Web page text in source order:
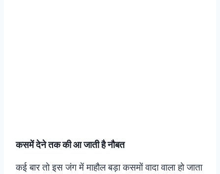
कसमें देने तक की आ जाती है नौबत
कई बार तो इस जंग में माहौल बड़ा कसमों वादा वाला हो जाता